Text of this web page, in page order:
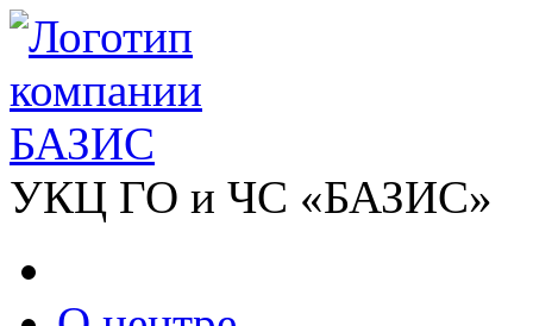
УКЦ ГО и ЧС «БАЗИС»